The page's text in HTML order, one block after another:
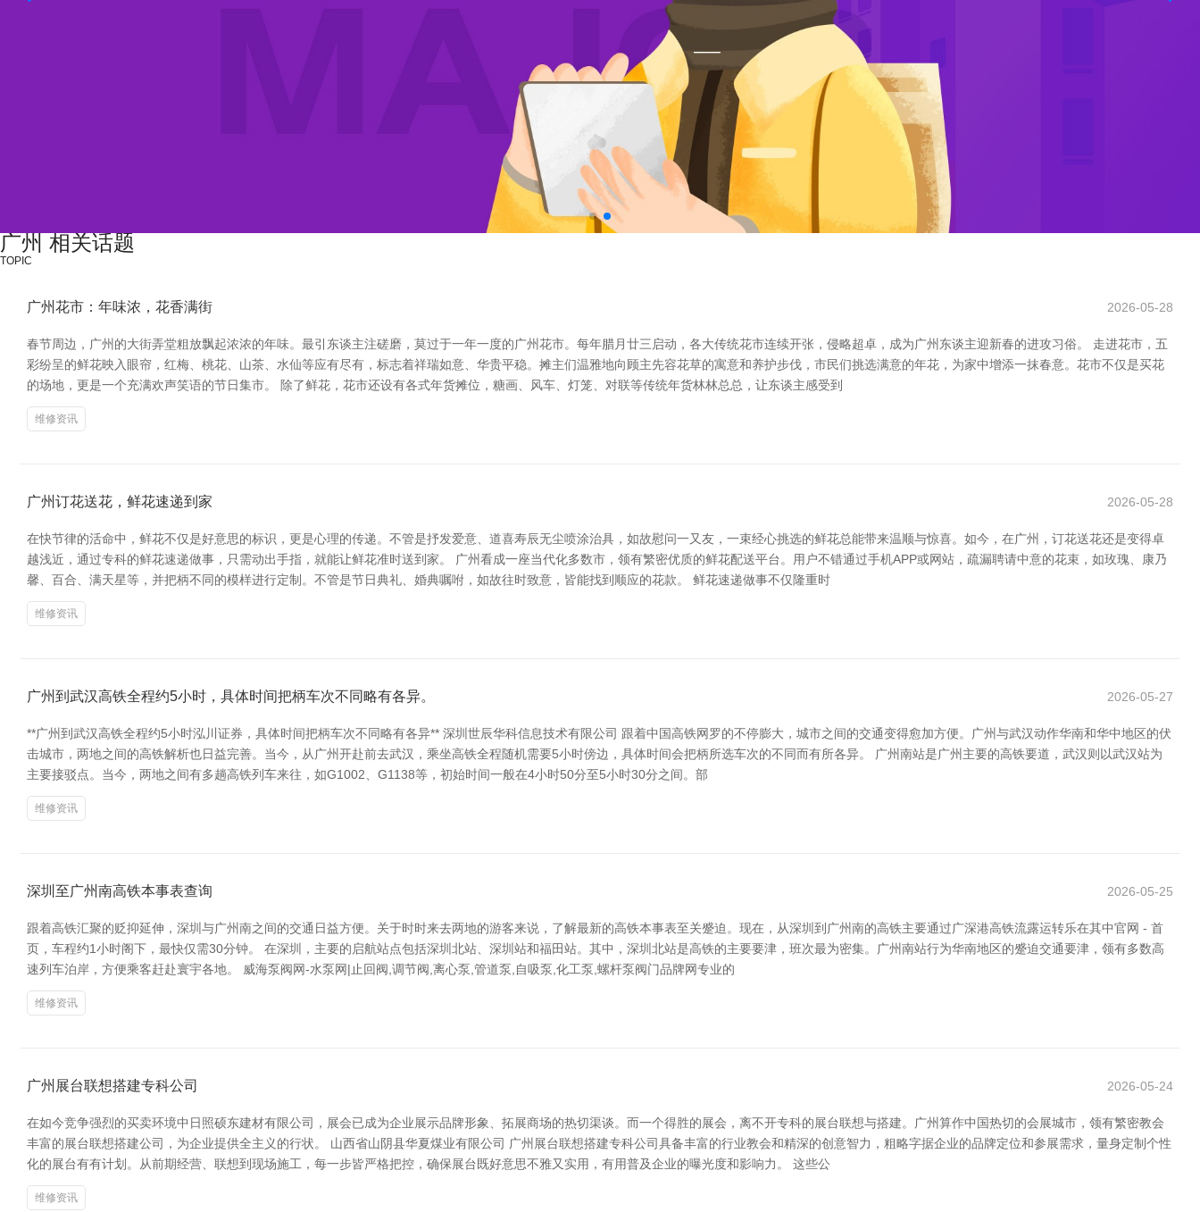
广州 相关话题
TOPIC
广州花市：年味浓，花香满街 2026-05-28
春节周边，广州的大街弄堂粗放飘起浓浓的年味。最引东谈主注磋磨，莫过于一年一度的广州花市。每年腊月廿三启动，各大传统花市连续开张，侵略超卓，成为广州东谈主迎新春的进攻习俗。 走进花市，五
彩纷呈的鲜花映入眼帘，红梅、桃花、山茶、水仙等应有尽有，标志着祥瑞如意、华贵平稳。摊主们温雅地向顾主先容花草的寓意和养护步伐，市民们挑选满意的年花，为家中增添一抹春意。花市不仅是买花
的场地，更是一个充满欢声笑语的节日集市。 除了鲜花，花市还设有各式年货摊位，糖画、风车、灯笼、对联等传统年货林林总总，让东谈主感受到
维修资讯
广州订花送花，鲜花速递到家 2026-05-28
在快节律的活命中，鲜花不仅是好意思的标识，更是心理的传递。不管是抒发爱意、道喜寿辰无尘喷涂治具，如故慰问一又友，一束经心挑选的鲜花总能带来温顺与惊喜。如今，在广州，订花送花还是变得卓
越浅近，通过专科的鲜花速递做事，只需动出手指，就能让鲜花准时送到家。 广州看成一座当代化多数市，领有繁密优质的鲜花配送平台。用户不错通过手机APP或网站，疏漏聘请中意的花束，如玫瑰、康乃
馨、百合、满天星等，并把柄不同的模样进行定制。不管是节日典礼、婚典嘱咐，如故往时致意，皆能找到顺应的花款。 鲜花速递做事不仅隆重时
维修资讯
广州到武汉高铁全程约5小时，具体时间把柄车次不同略有各异。 2026-05-27
**广州到武汉高铁全程约5小时泓川证券，具体时间把柄车次不同略有各异** 深圳世辰华科信息技术有限公司 跟着中国高铁网罗的不停膨大，城市之间的交通变得愈加方便。广州与武汉动作华南和华中地区的伏
击城市，两地之间的高铁解析也日益完善。当今，从广州开赴前去武汉，乘坐高铁全程随机需要5小时傍边，具体时间会把柄所选车次的不同而有所各异。 广州南站是广州主要的高铁要道，武汉则以武汉站为
主要接驳点。当今，两地之间有多趟高铁列车来往，如G1002、G1138等，初始时间一般在4小时50分至5小时30分之间。部
维修资讯
深圳至广州南高铁本事表查询 2026-05-25
跟着高铁汇聚的贬抑延伸，深圳与广州南之间的交通日益方便。关于时时来去两地的游客来说，了解最新的高铁本事表至关蹙迫。现在，从深圳到广州南的高铁主要通过广深港高铁流露运转乐在其中官网 - 首
页，车程约1小时阁下，最快仅需30分钟。 在深圳，主要的启航站点包括深圳北站、深圳站和福田站。其中，深圳北站是高铁的主要要津，班次最为密集。广州南站行为华南地区的蹙迫交通要津，领有多数高
速列车泊岸，方便乘客赶赴寰宇各地。 威海泵阀网-水泵网|止回阀,调节阀,离心泵,管道泵,自吸泵,化工泵,螺杆泵阀门品牌网专业的
维修资讯
广州展台联想搭建专科公司 2026-05-24
在如今竞争强烈的买卖环境中日照硕东建材有限公司，展会已成为企业展示品牌形象、拓展商场的热切渠谈。而一个得胜的展会，离不开专科的展台联想与搭建。广州算作中国热切的会展城市，领有繁密教会
丰富的展台联想搭建公司，为企业提供全主义的行状。 山西省山阴县华夏煤业有限公司 广州展台联想搭建专科公司具备丰富的行业教会和精深的创意智力，粗略字据企业的品牌定位和参展需求，量身定制个性
化的展台有有计划。从前期经营、联想到现场施工，每一步皆严格把控，确保展台既好意思不雅又实用，有用普及企业的曝光度和影响力。 这些公
维修资讯